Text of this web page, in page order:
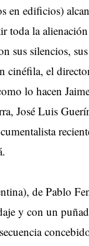
en edificios)
toda la
sus silencios,
cinéfila, el
lo hacen
José Luis
de Pablo
y con un